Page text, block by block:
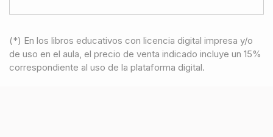
(*) En los libros educativos con licencia digital impresa y/o
de uso en el aula, el precio de venta indicado incluye un 15%
correspondiente al uso de la plataforma digital.